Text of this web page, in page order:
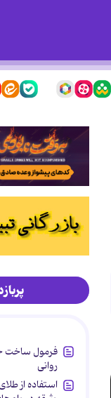
فرمول ساخت
روانی
استفاده از